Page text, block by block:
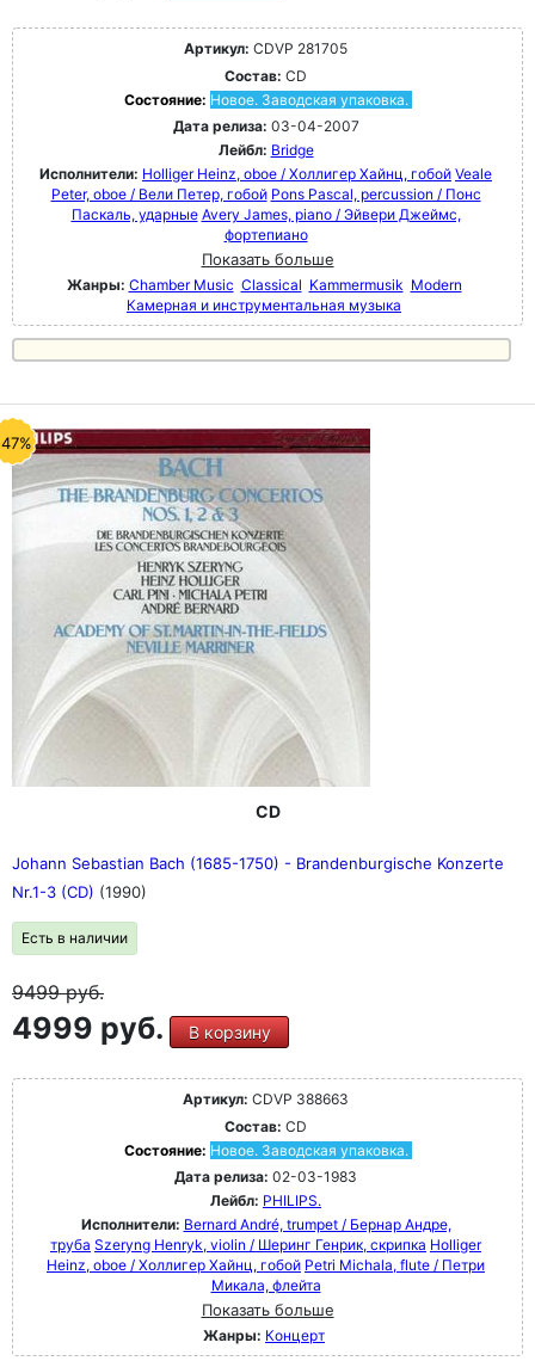
Артикул: CDVP 281705
Состав: CD
Состояние: Новое. Заводская упаковка.
Дата релиза: 03-04-2007
Лейбл: Bridge
Исполнители: Holliger Heinz, oboe / Холлигер Хайнц, гобой Veale
Peter, oboe / Вели Петер, гобой Pons Pascal, percussion / Понс
Паскаль, ударные Avery James, piano / Эйвери Джеймс,
фортепиано
Показать больше
Жанры: Chamber Music Classical Kammermusik Modern
Камерная и инструментальная музыка
CD
Johann Sebastian Bach (1685-1750) - Brandenburgische Konzerte
Nr.1-3 (CD) (1990)
Есть в наличии
9499руб.
4999 руб. В корзину
Артикул: CDVP 388663
Состав: CD
Состояние: Новое. Заводская упаковка.
Дата релиза: 02-03-1983
Лейбл: PHILIPS.
Исполнители: Bernard André, trumpet / Бернар Андре,
труба Szeryng Henryk, violin / Шеринг Генрик, скрипка Holliger
Heinz, oboe / Холлигер Хайнц, гобой Petri Michala, flute / Петри
Микала, флейта
Показать больше
Жанры: Концерт